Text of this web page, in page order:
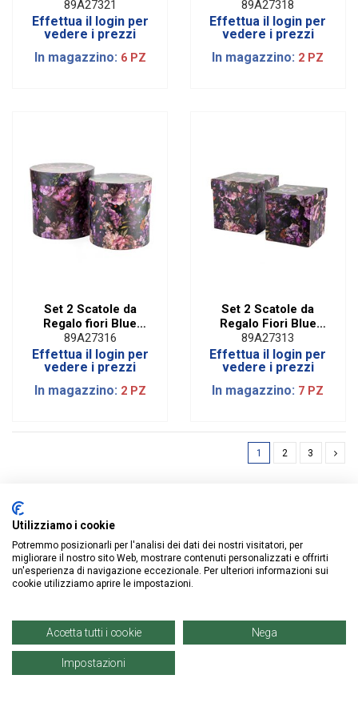
Foresta Black | Diam.
19 cm
89A27321
Effettua il login per
vedere i prezzi
In magazzino: 6 PZ
Black | Diam. 25,5
cm
89A27318
Effettua il login per
vedere i prezzi
In magazzino: 2 PZ
Set 2 Scatole da
Regalo fiori Blue
Rotonde | Diam. 25,5
cm
89A27316
Effettua il login per
vedere i prezzi
In magazzino: 2 PZ
Set 2 Scatole da
Regalo Fiori Blue
Quadrate
89A27313
Effettua il login per
vedere i prezzi
In magazzino: 7 PZ
1 2 3
ISCRIVITI ALLA NEWSLETTER
Utilizziamo i cookie
Potremmo posizionarli per l'analisi dei dati dei nostri visitatori, per
migliorare il nostro sito Web, mostrare contenuti personalizzati e offrirti
un'esperienza di navigazione eccezionale. Per ulteriori informazioni sui
cookie utilizziamo aprire le impostazioni.
Accetta tutti i cookie Nega
Impostazioni